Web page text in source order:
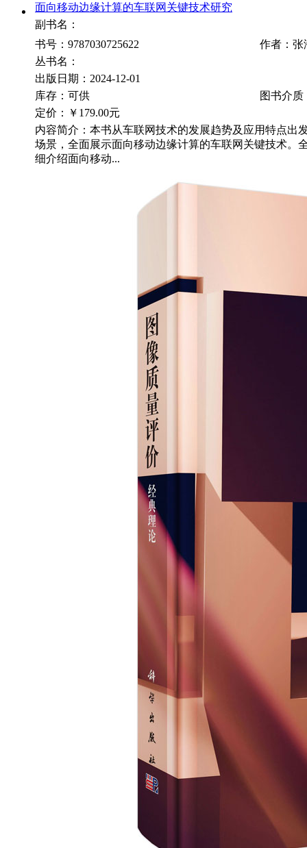
面向移动边缘计算的车联网关键技术研究
副书名：
书号：9787030725622
作者：张
丛书名：
出版日期：2024-12-01
库存：可供
图书介质
定价：
￥179.00元
内容简介：本书从车联网技术的发展趋势及应用特点出
场景，全面展示面向移动边缘计算的车联网关键技术。
细介绍面向移动...